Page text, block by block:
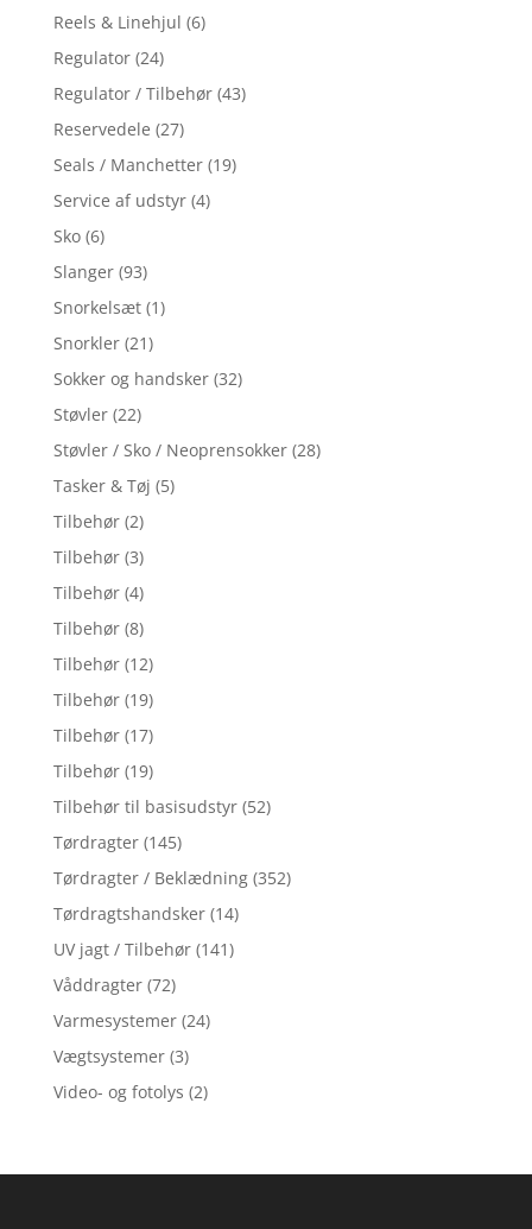
Reels & Linehjul (6)
Regulator (24)
Regulator / Tilbehør (43)
Reservedele (27)
Seals / Manchetter (19)
Service af udstyr (4)
Sko (6)
Slanger (93)
Snorkelsæt (1)
Snorkler (21)
Sokker og handsker (32)
Støvler (22)
Støvler / Sko / Neoprensokker (28)
Tasker & Tøj (5)
Tilbehør (2)
Tilbehør (3)
Tilbehør (4)
Tilbehør (8)
Tilbehør (12)
Tilbehør (19)
Tilbehør (17)
Tilbehør (19)
Tilbehør til basisudstyr (52)
Tørdragter (145)
Tørdragter / Beklædning (352)
Tørdragtshandsker (14)
UV jagt / Tilbehør (141)
Våddragter (72)
Varmesystemer (24)
Vægtsystemer (3)
Video- og fotolys (2)